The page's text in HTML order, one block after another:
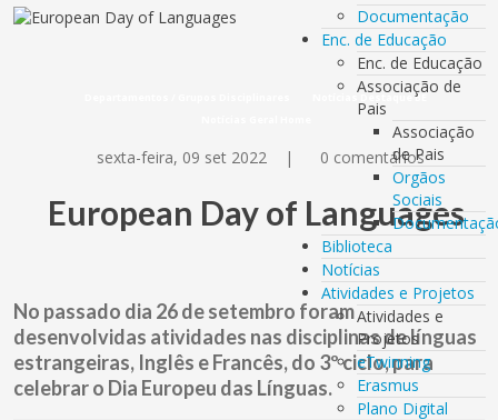
Documentação
Enc. de Educação
Enc. de Educação
Associação de
Pais
Associação
de Pais
Orgãos
Sociais
Biblioteca
Notícias
Atividades e Projetos
Atividades e
Projetos
eTwinning
Erasmus
Plano Digital
Notícias Destaque BE
sexta-feira, 09 set 2022 | 0 comentários
European Day of Languages
No passado dia 26 de setembro foram
desenvolvidas atividades nas disciplinas de línguas
estrangeiras, Inglês e Francês, do 3º ciclo, para
celebrar o Dia Europeu das Línguas.